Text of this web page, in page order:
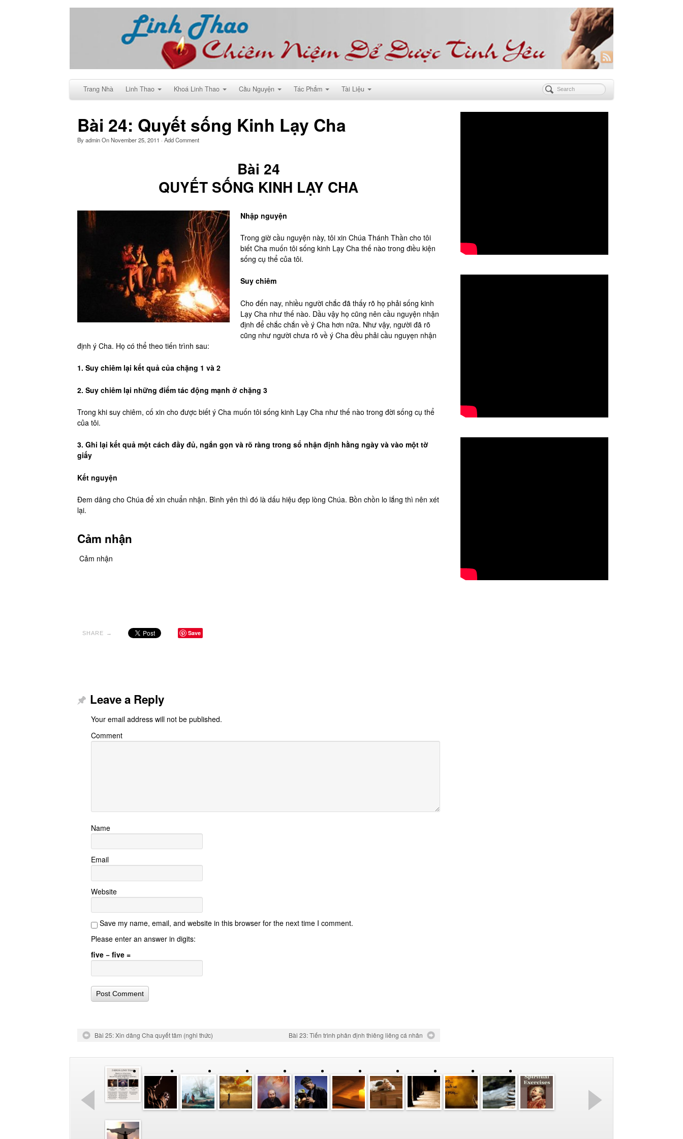
Trang Nhà Linh Thao Khoá Linh Thao Cầu Nguyện Tác Phẩm Tài Liệu
Bài 24: Quyết sống Kinh Lạy Cha
ByadminOnNovember 25, 2011 · Add Comment
Bài 24
QUYẾT SỐNG KINH LẠY CHA
Nhập nguyện
Trong giờ cầu nguyện này, tôi xin Chúa Thánh Thần cho tôi
biết Cha muốn tôi sống kinh Lạy Cha thế nào trong điều kiện
sống cụ thể của tôi.
Suy chiêm
Cho đến nay, nhiều người chắc đã thấy rõ họ phải sống kinh
Lạy Cha như thế nào. Dầu vậy họ cũng nên cầu nguyện nhận
định để chắc chắn về ý Cha hơn nữa. Như vậy, người đã rõ
cũng như người chưa rõ về ý Cha đều phải cầu nguyẹn nhận
định ý Cha. Họ có thể theo tiến trình sau:
1. Suy chiêm lại kết quả của chặng 1 và 2
2. Suy chiêm lại những điểm tác động mạnh ở chặng 3
Trong khi suy chiêm, cố xin cho được biết ý Cha muốn tôi sống kinh Lạy Cha như thế nào trong đời sống cụ thể
của tôi.
3. Ghi lại kết quả một cách đầy đủ, ngắn gọn và rõ ràng trong sổ nhận định hằng ngày và vào một tờ
giấy
Kết nguyện
Đem dâng cho Chúa để xin chuẩn nhận. Bình yên thì đó là dấu hiệu đẹp lòng Chúa. Bồn chồn lo lắng thì nên xét
lại.
Cảm nhận
Cảm nhận
SHARE → Save
Leave a Reply
Your email address will not be published.
Comment
Name
Email
Website
Save my name, email, and website in this browser for the next time I comment.
Please enter an answer in digits:
five − five =
Bài 25: Xin dâng Cha quyết tâm (nghi thức) Bài 23: Tiến trình phân định thiêng liêng cá nhân